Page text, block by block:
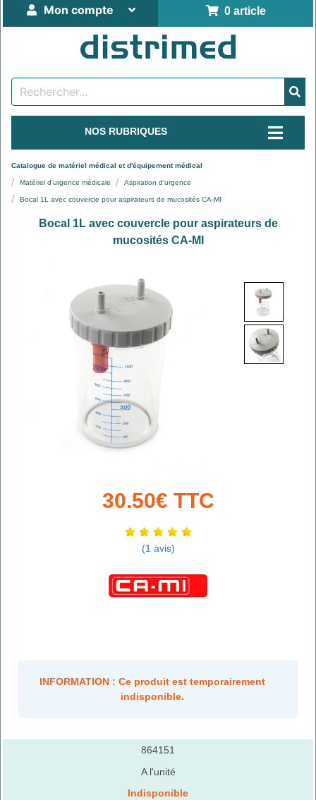
0 article
Mon compte
NOS RUBRIQUES
Catalogue de matériel médical et d'équipement médical
Matériel d'urgence médicale Aspiration d'urgence
Bocal 1L avec couvercle pour aspirateurs de mucosités CA-MI
Bocal 1L avec couvercle pour aspirateurs de
mucosités CA-MI
30.50€ TTC
(1 avis)
INFORMATION : Ce produit est temporairement
indisponible.
864151
A l'unité
Indisponible